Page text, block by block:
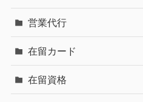
営業代行
在留カード
在留資格